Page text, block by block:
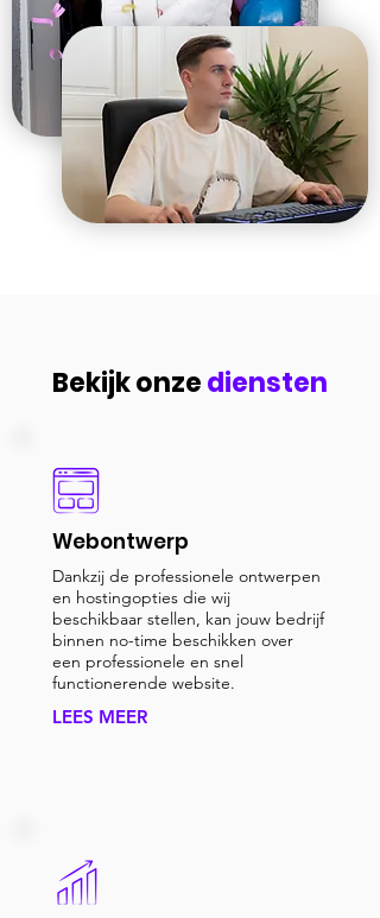
Bekijk onzediensten
Webontwerp
Dankzij de professionele ontwerpen
en hostingopties die wij
beschikbaar stellen, kan jouw bedrijf
binnen no-time beschikken over
een professionele en snel
functionerende website.
LEES MEER